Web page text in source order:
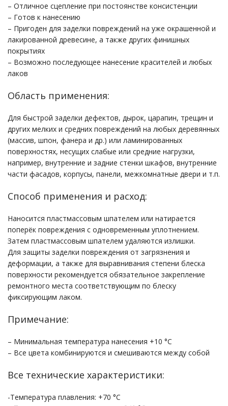
– Отличное сцепление при постоянстве консистенции
– Готов к нанесению
– Пригоден для заделки повреждений на уже окрашенной и
лакированной древесине, а также других финишных
покрытиях
– Возможно последующее нанесение красителей и любых
лаков
Область применения:
Для быстрой заделки дефектов, дырок, царапин, трещин и
других мелких и средних повреждений на любых деревянных
(массив, шпон, фанера и др.) или ламинированных
поверхностях, несущих слабые или средние нагрузки,
например, внутренние и задние стенки шкафов, внутренние
части фасадов, корпусы, панели, межкомнатные двери и т.п.
Способ применения и расход:
Наносится пластмассовым шпателем или натирается
поперёк повреждения с одновременным уплотнением.
Затем пластмассовым шпателем удаляются излишки.
Для защиты заделки повреждения от загрязнения и
деформации, а также для выравнивания степени блеска
поверхности рекомендуется обязательное закрепление
ремонтного места соответствующим по блеску
фиксирующим лаком.
Примечание:
– Минимальная температура нанесения +10 °С
– Все цвета комбинируются и смешиваются между собой
Все технические характеристики:
-Температура плавления: +70 °С